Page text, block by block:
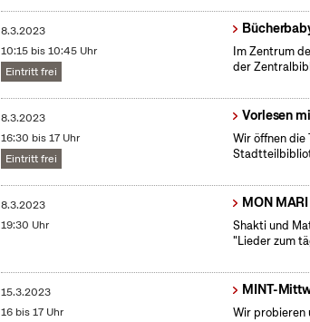
8.3.2023
10:15 bis 10:45 Uhr
Eintritt frei
Im Zentrum
der
8.3.2023
16:30 bis 17 Uhr
Eintritt frei
Vorlesen
Wir öffnen die
8.3.2023
19:30 Uhr
MON
Shakti und
"Lieder zum
15.3.2023
16 bis 17 Uhr
MINT-
Wir probieren